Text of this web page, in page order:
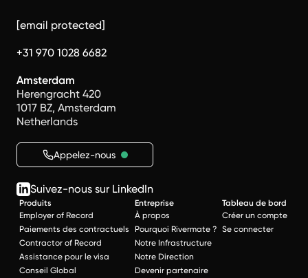
[email protected]
+31 970 1028 6682
Amsterdam
Herengracht 420
1017 BZ, Amsterdam
Netherlands
Appelez-nous
Suivez-nous sur LinkedIn
Produits
Employer of Record
Paiements des contractuels
Contractor of Record
Assistance pour le visa
Conseil Global
Entreprise
À propos
Pourquoi Rivermate ?
Notre Infrastructure
Notre Direction
Devenir partenaire
Tableau de bord
Créer un compte
Se connecter